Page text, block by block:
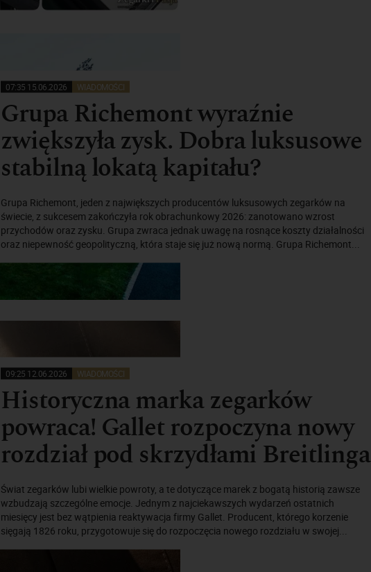
07:35 15.06.2026 WIADOMOŚCI
Grupa Richemont wyraźnie
zwiększyła zysk. Dobra luksusowe
stabilną lokatą kapitału?
Grupa Richemont, jeden z największych producentów luksusowych zegarków na
świecie, z sukcesem zakończyła rok obrachunkowy 2026: zanotowano wzrost
przychodów oraz zysku. Grupa zwraca jednak uwagę na rosnące koszty działalności
oraz niepewność geopolityczną, która staje się już nową normą. Grupa Richemont...
09:25 12.06.2026 WIADOMOŚCI
Historyczna marka zegarków
powraca! Gallet rozpoczyna nowy
rozdział pod skrzydłami Breitlinga
Świat zegarków lubi wielkie powroty, a te dotyczące marek z bogatą historią zawsze
wzbudzają szczególne emocje. Jednym z najciekawszych wydarzeń ostatnich
miesięcy jest bez wątpienia reaktywacja firmy Gallet. Producent, którego korzenie
sięgają 1826 roku, przygotowuje się do rozpoczęcia nowego rozdziału w swojej...